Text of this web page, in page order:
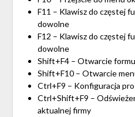
F11 – Klawisz do częstej
dowolne
F12 – Klawisz do częstej
dowolne
Shift+F4 – Otwarcie
Shift+F10 – Otwarcie
Ctrl+F9 – Konfiguracja
Ctrl+Shift+F9 –
aktualnej firmy